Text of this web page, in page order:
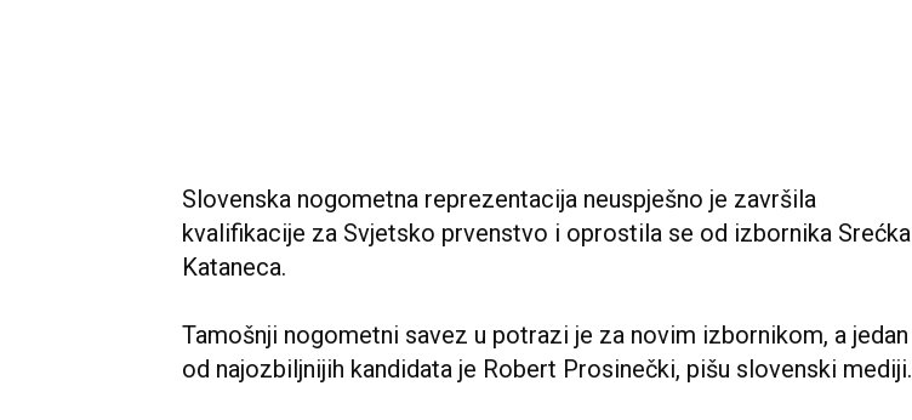
Slovenska nogometna reprezentacija neuspješno je završila
kvalifikacije za Svjetsko prvenstvo i oprostila se od izbornika Srećka
Kataneca.
Tamošnji nogometni savez u potrazi je za novim izbornikom, a jedan
od najozbiljnijih kandidata je Robert Prosinečki, pišu slovenski mediji.